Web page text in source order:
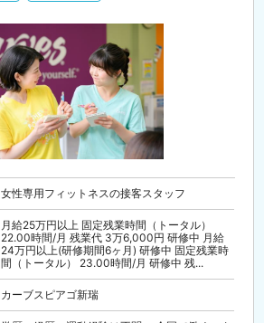
女性専用フィットネスの接客スタッフ
月給25万円以上 固定残業時間（トータル）
22.00時間/月 残業代 3万6,000円 研修中 月給
24万円以上(研修期間6ヶ月) 研修中 固定残業時
間（トータル） 23.00時間/月 研修中 残...
カーブスピアゴ新瑞